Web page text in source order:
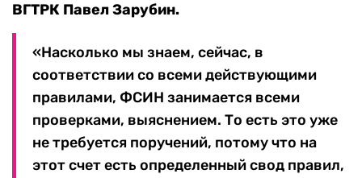
ВГТРК Павел Зарубин.
«Насколько мы знаем, сейчас, в
соответствии со всеми действующими
правилами, ФСИН занимается всеми
проверками, выяснением. То есть это уже
не требуется поручений, потому что на
этот счет есть определенный свод правил,